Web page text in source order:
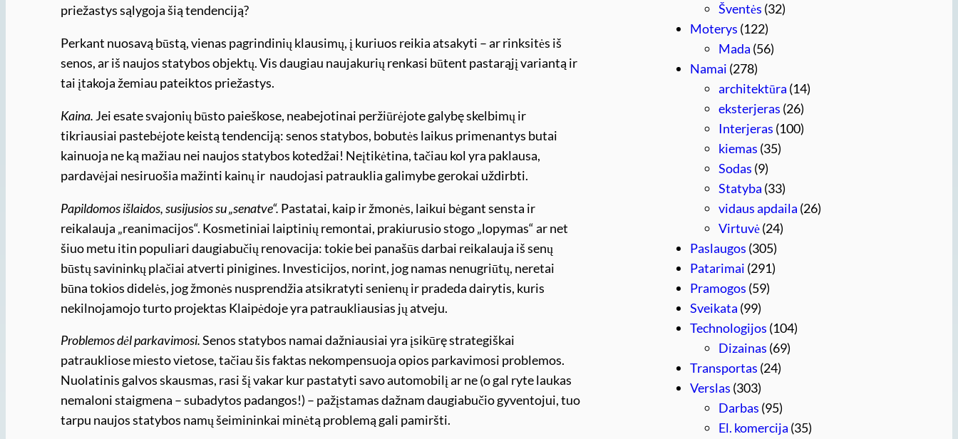
priežastys sąlygoja šią tendenciją?
Perkant nuosavą būstą, vienas pagrindinių klausimų, į kuriuos reikia atsakyti – ar rinksitės iš
senos, ar iš naujos statybos objektų. Vis daugiau naujakurių renkasi būtent pastarąjį variantą ir
tai įtakoja žemiau pateiktos priežastys.
Kaina. Jei esate svajonių būsto paieškose, neabejotinai peržiūrėjote galybę skelbimų ir
tikriausiai pastebėjote keistą tendenciją: senos statybos, bobutės laikus primenantys butai
kainuoja ne ką mažiau nei naujos statybos kotedžai! Neįtikėtina, tačiau kol yra paklausa,
pardavėjai nesiruošia mažinti kainų ir naudojasi patrauklia galimybe gerokai uždirbti.
Papildomos išlaidos, susijusios su „senatve“. Pastatai, kaip ir žmonės, laikui bėgant sensta ir
reikalauja „reanimacijos“. Kosmetiniai laiptinių remontai, prakiurusio stogo „lopymas“ ar net
šiuo metu itin populiari daugiabučių renovacija: tokie bei panašūs darbai reikalauja iš senų
būstų savininkų plačiai atverti pinigines. Investicijos, norint, jog namas nenugriūtų, neretai
būna tokios didelės, jog žmonės nusprendžia atsikratyti senienų ir pradeda dairytis, kuris
nekilnojamojo turto projektas Klaipėdoje yra patraukliausias jų atveju.
Problemos dėl parkavimosi.Senos statybos namai dažniausiai yra įsikūrę strategiškai
patraukliose miesto vietose, tačiau šis faktas nekompensuoja opios parkavimosi problemos.
Nuolatinis galvos skausmas, rasi šį vakar kur pastatyti savo automobilį ar ne (o gal ryte laukas
nemaloni staigmena – subadytos padangos!) – pažįstamas dažnam daugiabučio gyventojui, tuo
tarpu naujos statybos namų šeimininkai minėtą problemą gali pamiršti.
Šventės (32)
Moterys (122)
Mada (56)
Namai (278)
architektūra (14)
eksterjeras (26)
Interjeras (100)
kiemas (35)
Sodas (9)
Statyba (33)
vidaus apdaila (26)
Virtuvė(24)
Paslaugos (305)
Patarimai (291)
Pramogos (59)
Sveikata (99)
Technologijos (104)
Dizainas (69)
Transportas (24)
Verslas (303)
Darbas (95)
El. komercija (35)